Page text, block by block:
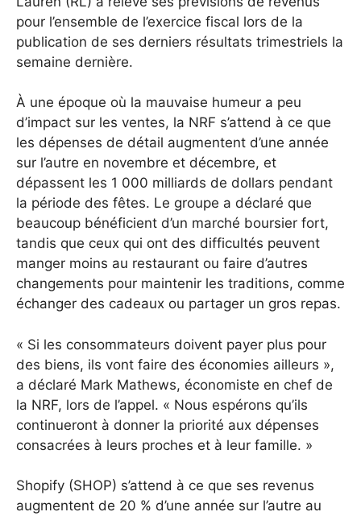
pour l’ensemble de l’exercice fiscal lors de la
publication de ses derniers résultats trimestriels la
semaine dernière.
À une époque où la mauvaise humeur a peu
d’impact sur les ventes, la NRF s’attend à ce que
les dépenses de détail augmentent d’une année
sur l’autre en novembre et décembre, et
dépassent les 1 000 milliards de dollars pendant
la période des fêtes. Le groupe a déclaré que
beaucoup bénéficient d’un marché boursier fort,
tandis que ceux qui ont des difficultés peuvent
manger moins au restaurant ou faire d’autres
changements pour maintenir les traditions, comme
échanger des cadeaux ou partager un gros repas.
« Si les consommateurs doivent payer plus pour
des biens, ils vont faire des économies ailleurs »,
a déclaré Mark Mathews, économiste en chef de
la NRF, lors de l’appel. « Nous espérons qu’ils
continueront à donner la priorité aux dépenses
consacrées à leurs proches et à leur famille. »
Shopify (SHOP) s’attend à ce que ses revenus
augmentent de 20 % d’une année sur l’autre au